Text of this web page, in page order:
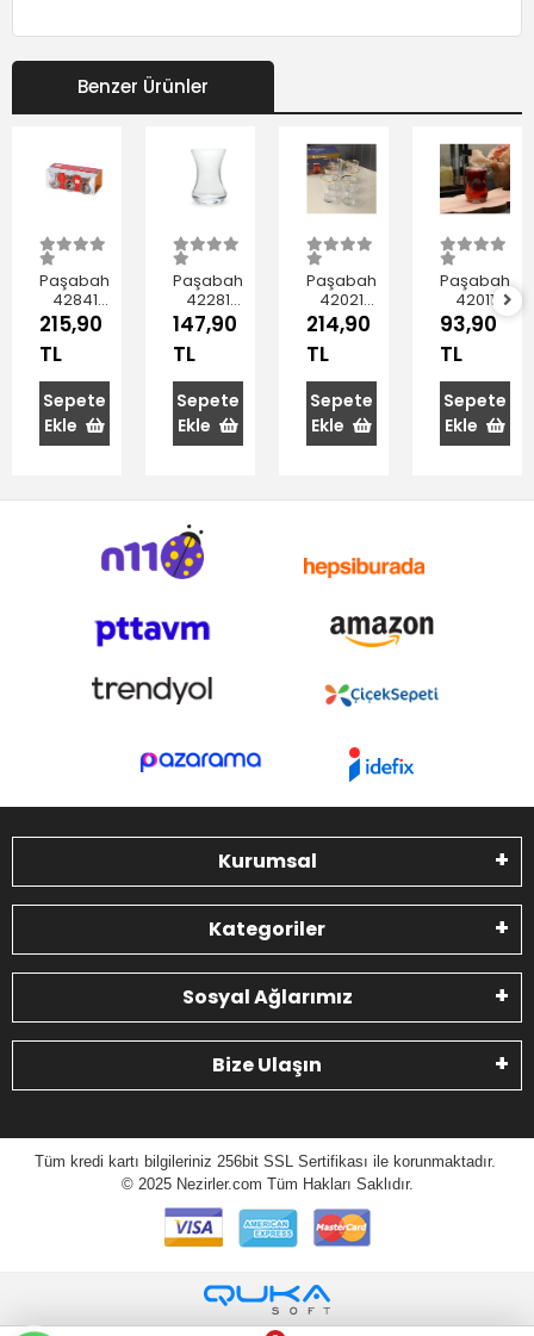
Benzer Ürünler
Paşabahçe
42841
Dantel
Çay
Bardağı
145 cc
6'lı
215,90
TL
Sepete
Ekle
Paşabahçe
42281
Çay
Bardağı
108 cc 6'lı
147,90
TL
Sepete
Ekle
Paşabahçe
42021
Yaldızlı
Çay
Bardağı
120 cc 6'lı
214,90
TL
Sepete
Ekle
Paşabahçe
42011
Kandilli
Çay
Bardağı
90 cc 6'lı
93,90
TL
Sepete
Ekle
Kurumsal
Kategoriler
Sosyal Ağlarımız
Bize Ulaşın
Tüm kredi kartı bilgileriniz 256bit SSL Sertifikası ile korunmaktadır.
© 2025 Nezirler.com Tüm Hakları Saklıdır.